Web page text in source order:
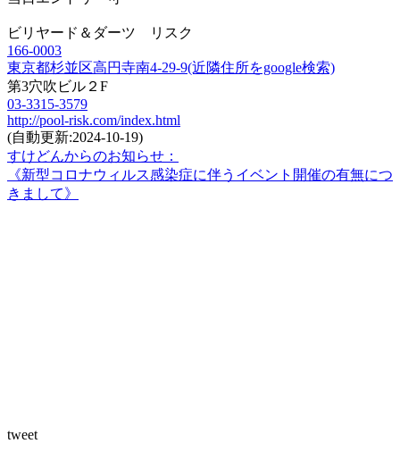
ビリヤード＆ダーツ リスク
166-0003
東京都杉並区高円寺南4-29-9(近隣住所をgoogle検索)
第3穴吹ビル２F
03-3315-3579
http://pool-risk.com/index.html
(自動更新:2024-10-19)
すけどんからのお知らせ：
《新型コロナウィルス感染症に伴うイベント開催の有無につ
きまして》
tweet